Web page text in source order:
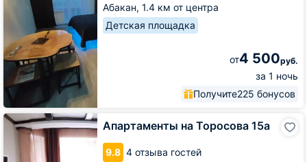
Абакан, 1.4 км от центра
Детская площадка
от4 500руб.
за 1 ночь
Получите225 бонусов
Апартаменты на Торосова 15а
9.8 4 отзыва гостей
Апартаменты
Торосова
15а